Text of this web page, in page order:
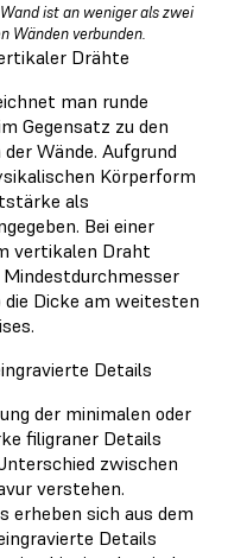
ist an weniger als zwei
Wänden verbunden.
Drähte
man runde
Gegensatz zu den
Wände. Aufgrund
Körperform
als
Bei einer
vertikalen Draht
Mindestdurchmesser
die Dicke am weitesten
Details
der minimalen oder
filigraner Details
zwischen
verstehen.
erheben sich aus dem
Details